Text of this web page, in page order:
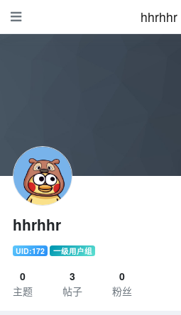
hhrhhr
hhrhhr
UID:172 一级用户组
0
主题
3
帖子
0
粉丝